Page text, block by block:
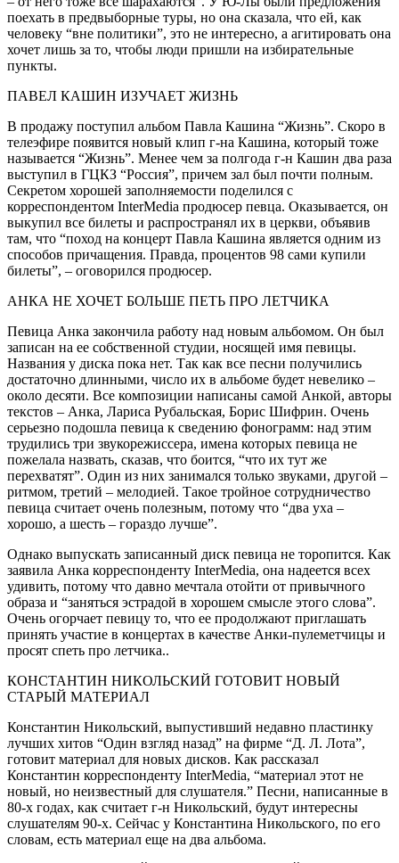
поехать в предвыборные туры, но она сказала, что ей, как
человеку “вне политики”, это не интересно, а агитировать она
хочет лишь за то, чтобы люди пришли на избирательные
пункты.
ПАВЕЛ КАШИН ИЗУЧАЕТ ЖИЗНЬ
В продажу поступил альбом Павла Кашина “Жизнь”. Скоро в
телеэфире появится новый клип г-на Кашина, который тоже
называется “Жизнь”. Менее чем за полгода г-н Кашин два раза
выступил в ГЦКЗ “Россия”, причем зал был почти полным.
Секретом хорошей заполняемости поделился с
корреспондентом InterMedia продюсер певца. Оказывается, он
выкупил все билеты и распространял их в церкви, объявив
там, что “поход на концерт Павла Кашина является одним из
способов причащения. Правда, процентов 98 сами купили
билеты”, – оговорился продюсер.
АНКА НЕ ХОЧЕТ БОЛЬШЕ ПЕТЬ ПРО ЛЕТЧИКА
Певица Анка закончила работу над новым альбомом. Он был
записан на ее собственной студии, носящей имя певицы.
Названия у диска пока нет. Так как все песни получились
достаточно длинными, число их в альбоме будет невелико –
около десяти. Все композиции написаны самой Анкой, авторы
текстов – Анка, Лариса Рубальская, Борис Шифрин. Очень
серьезно подошла певица к сведению фонограмм: над этим
трудились три звукорежиссера, имена которых певица не
пожелала назвать, сказав, что боится, “что их тут же
перехватят”. Один из них занимался только звуками, другой –
ритмом, третий – мелодией. Такое тройное сотрудничество
певица считает очень полезным, потому что “два уха –
хорошо, а шесть – гораздо лучше”.
Однако выпускать записанный диск певица не торопится. Как
заявила Анка корреспонденту InterMedia, она надеется всех
удивить, потому что давно мечтала отойти от привычного
образа и “заняться эстрадой в хорошем смысле этого слова”.
Очень огорчает певицу то, что ее продолжают приглашать
принять участие в концертах в качестве Анки-пулеметчицы и
просят спеть про летчика..
КОНСТАНТИН НИКОЛЬСКИЙ ГОТОВИТ НОВЫЙ
СТАРЫЙ МАТЕРИАЛ
Константин Никольский, выпустивший недавно пластинку
лучших хитов “Один взгляд назад” на фирме “Д. Л. Лота”,
готовит материал для новых дисков. Как рассказал
Константин корреспонденту InterMedia, “материал этот не
новый, но неизвестный для слушателя.” Песни, написанные в
80-х годах, как считает г-н Никольский, будут интересны
слушателям 90-х. Сейчас у Константина Никольского, по его
словам, есть материал еще на два альбома.